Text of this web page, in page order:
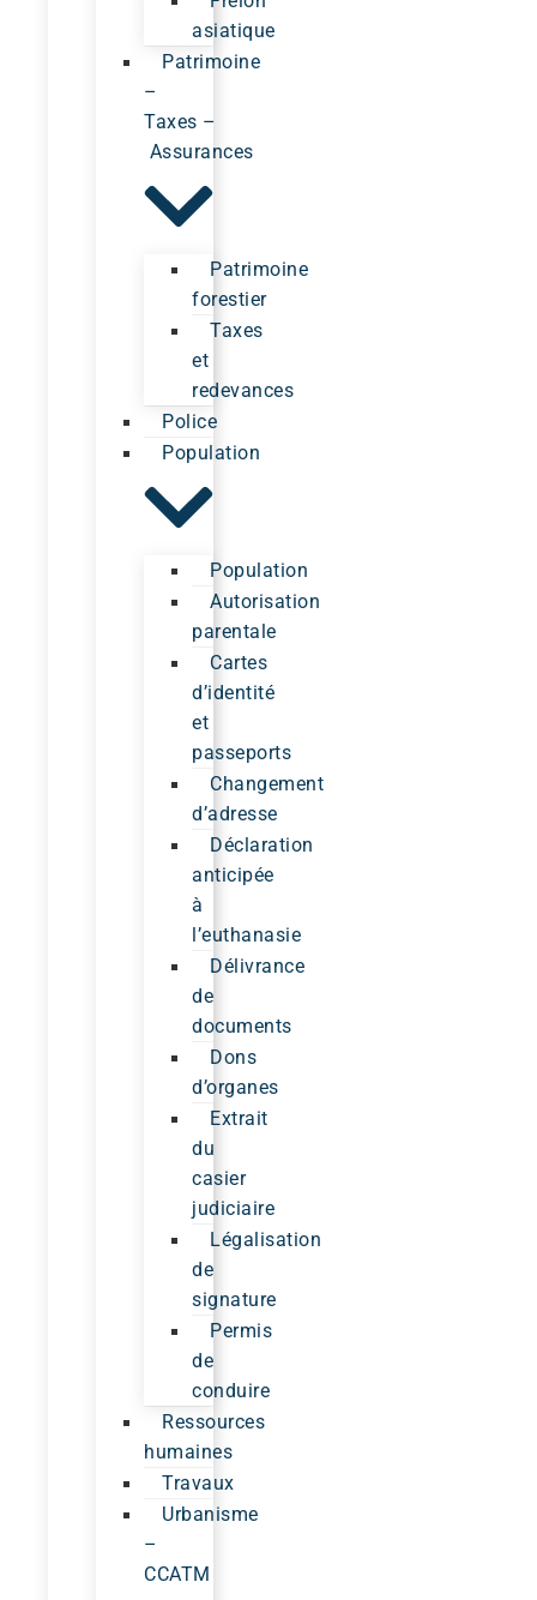
asiatique
Patrimoine
–
Taxes –
Assurances
Patrimoine
forestier
Taxes
et
redevances
Police
Population
Population
Autorisation
parentale
Cartes
d’identité
et
passeports
Changement
d’adresse
Déclaration
anticipée
à
l’euthanasie
Délivrance
de
documents
Dons
d’organes
Extrait
du
casier
judiciaire
Légalisation
de
signature
Permis
de
conduire
Ressources
humaines
Travaux
Urbanisme
–
CCATM